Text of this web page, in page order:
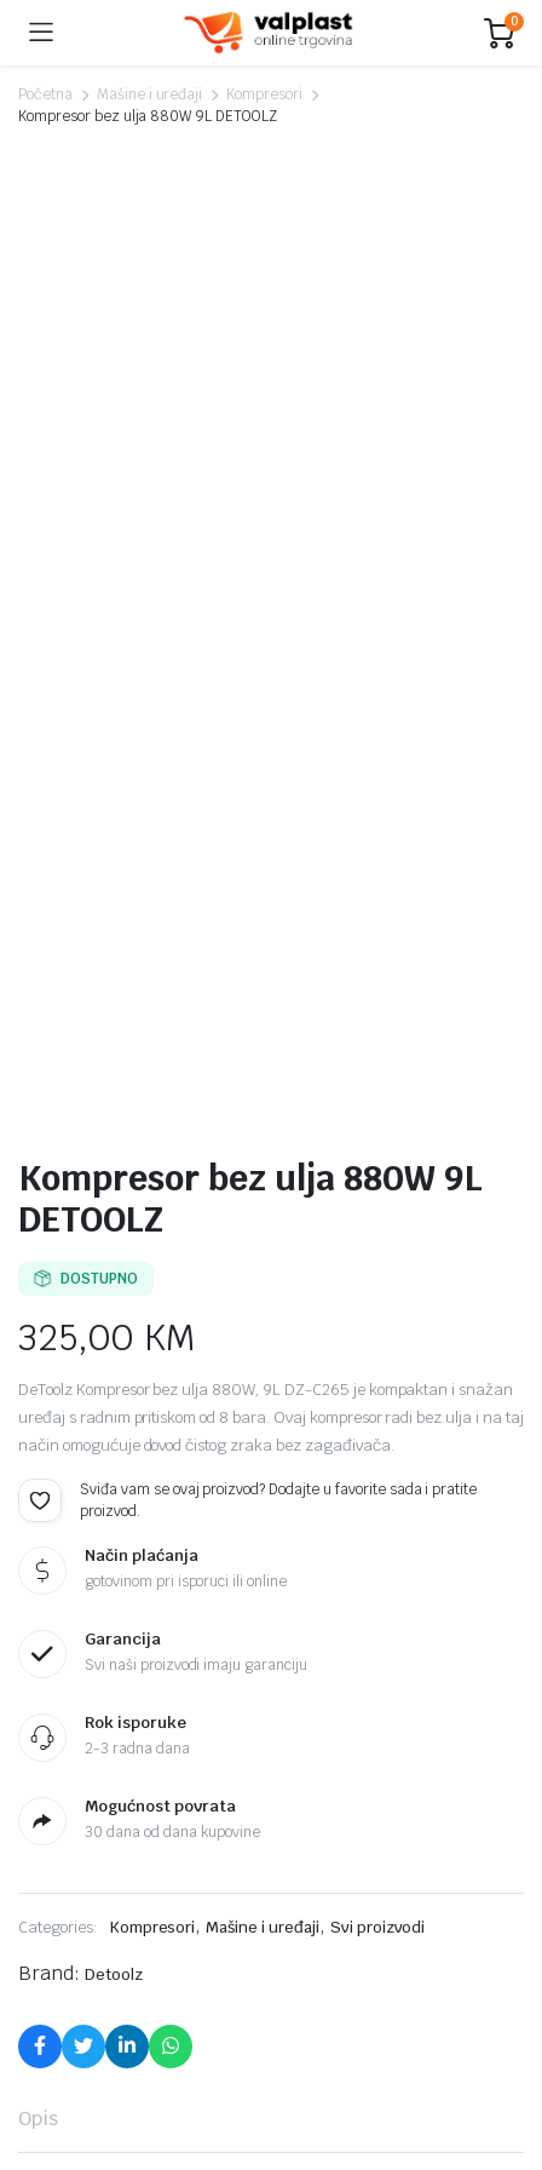
0
Početna Mašine i uređaji
Kompresori
Kompresor bez ulja 880W 9L DETOOLZ
Kompresor bez ulja 880W 9L
DETOOLZ
DOSTUPNO
325,00 KM
DeToolz Kompresor bez ulja 880W, 9L DZ-C265 je kompaktan i snažan
uređaj s radnim pritiskom od 8 bara. Ovaj kompresor radi bez ulja i na taj
način omogućuje dovod čistog zraka bez zagađivača.
Sviđa vam se ovaj proizvod? Dodajte u favorite sada i pratite
proizvod.
Način plaćanja
gotovinom pri isporuci ili online
Garancija
Svi naši proizvodi imaju garanciju
Rok isporuke
2-3 radna dana
Mogućnost povrata
30 dana od dana kupovine
Categories: Kompresori,Mašine i uređaji, Svi proizvodi
Brand: Detoolz
Opis